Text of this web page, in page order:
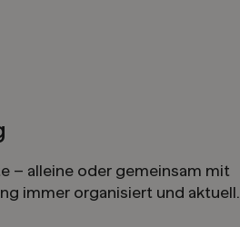
– alleine oder gemeinsam mit
immer organisiert und aktuell.